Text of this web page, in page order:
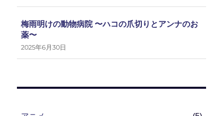
梅雨明けの動物病院 〜ハコの爪切りとアンナのお
薬〜
2025年6月30日